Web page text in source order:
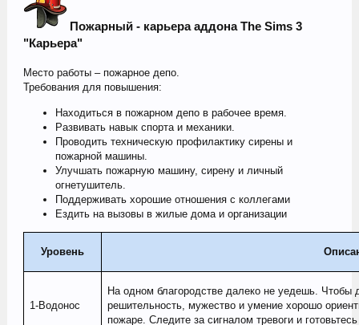
Пожарный - карьера аддона The Sims 3
"Карьера"
Место работы – пожарное депо.
Требования для повышения:
Находиться в пожарном депо в рабочее время.
Развивать навык спорта и механики.
Проводить техническую профилактику сирены и
пожарной машины.
Улучшать пожарную машину, сирену и личный
огнетушитель.
Поддерживать хорошие отношения с коллегами
Ездить на вызовы в жилые дома и организации
Уровень
1-Водонос
На одном благородстве далеко не уедешь. Чтобы
решительность, мужество и умение хорошо
пожаре. Следите за сигналом тревоги и